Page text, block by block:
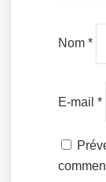
Nom*
E-mail*